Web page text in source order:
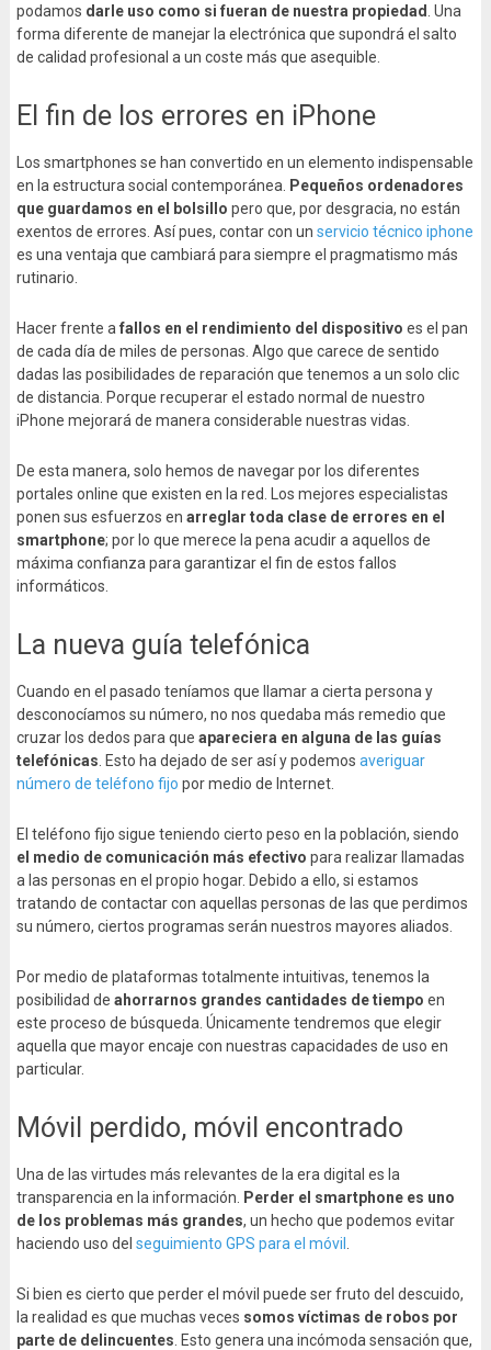
podamos darle uso como si fueran de nuestra propiedad . Una
forma diferente de manejar la electrónica que supondrá el salto
de calidad profesional a un coste más que asequible.
El fin de los errores en iPhone
Los smartphones se han convertido en un elemento indispensable
en la estructura social contemporánea.
Pequeños ordenadores
que guardamos en el bolsillo pero que, por desgracia, no están
exentos de errores. Así pues, contar con un servicio técnico iphone
es una ventaja que cambiará para siempre el pragmatismo más
rutinario.
Hacer frente a fallos en el rendimiento del dispositivo es el pan
de cada día de miles de personas. Algo que carece de sentido
dadas las posibilidades de reparación que tenemos a un solo clic
de distancia. Porque recuperar el estado normal de nuestro
iPhone mejorará de manera considerable nuestras vidas.
De esta manera, solo hemos de navegar por los diferentes
portales online que existen en la red. Los mejores especialistas
ponen sus esfuerzos en arreglar toda clase de errores en el
smartphone; por lo que merece la pena acudir a aquellos de
máxima confianza para garantizar el fin de estos fallos
informáticos.
La nueva guía telefónica
Cuando en el pasado teníamos que llamar a cierta persona y
desconocíamos su número, no nos quedaba más remedio que
cruzar los dedos para que apareciera en alguna de las guías
telefónicas . Esto ha dejado de ser así y podemos averiguar
número de teléfono fijo por medio de Internet.
El teléfono fijo sigue teniendo cierto peso en la población, siendo
el medio de comunicación más efectivo para realizar llamadas
a las personas en el propio hogar. Debido a ello, si estamos
tratando de contactar con aquellas personas de las que perdimos
su número, ciertos programas serán nuestros mayores aliados.
Por medio de plataformas totalmente intuitivas, tenemos la
posibilidad de ahorrarnos grandes cantidades de tiempo en
este proceso de búsqueda. Únicamente tendremos que elegir
aquella que mayor encaje con nuestras capacidades de uso en
particular.
Móvil perdido, móvil encontrado
Una de las virtudes más relevantes de la era digital es la
transparencia en la información.
Perder el smartphone es uno
de los problemas más grandes, un hecho que podemos evitar
haciendo uso del seguimiento GPS para el móvil
Si bien es cierto que perder el móvil puede ser fruto del descuido,
la realidad es que muchas veces somos víctimas de robos por
parte de delincuentes . Esto genera una incómoda sensación que,